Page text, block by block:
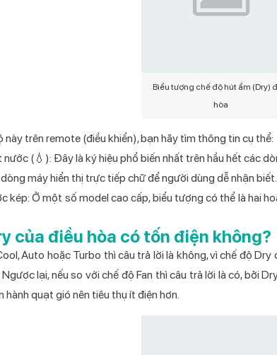
Biểu tượng chế độ hút ẩm (Dry)
hòa
này trên remote (điều khiển), bạn hãy tìm thông tin cụ thể:
(💧): Đây là ký hiệu phổ biến nhất trên hầu hết các
máy hiển thị trực tiếp chữ để người dùng dễ nhận biết.
kép: Ở một số model cao cấp, biểu tượng có thể là hai
của điều hòa có tốn điện không?
Auto hoặc Turbo thì câu trả lời là không, vì chế độ
lại, nếu so với chế độ Fan thì câu trả lời là có, bởi
hành quạt gió nên tiêu thụ ít điện hơn.